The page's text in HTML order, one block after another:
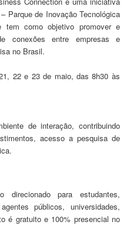
Parque de Inovação Tecnológica
tem como objetivo promover e
conexões entre empresas e
no Brasil.
22 e 23 de maio, das 8h30 às
de interação, contribuindo
acesso a pesquisa de
para estudantes,
públicos, universidades,
é gratuito e 100% presencial no